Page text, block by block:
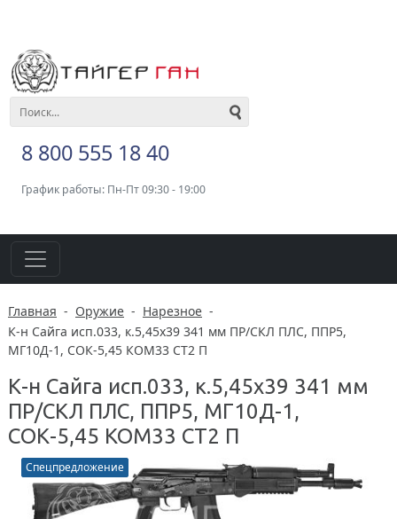
8 800 555 18 40
График работы: Пн-Пт 09:30 - 19:00
Главная - Оружие - Нарезное -
К-н Сайга исп.033, к.5,45х39 341 мм ПР/СКЛ ПЛС, ППР5,
МГ10Д-1, СОК-5,45 КОМ33 СТ2 П
К-н Сайга исп.033, к.5,45х39 341 мм
ПР/СКЛ ПЛС, ППР5, МГ10Д-1,
СОК-5,45 КОМ33 СТ2 П
Спецпредложение